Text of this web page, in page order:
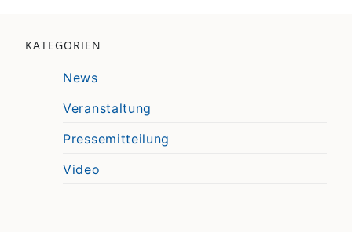
KATEGORIEN
News
Veranstaltung
Pressemitteilung
Video